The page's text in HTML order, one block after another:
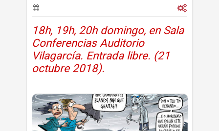
18h, 19h, 20h domingo, en Sala
Conferencias Auditorio
Vilagarcía. Entrada libre. (21
octubre 2018).